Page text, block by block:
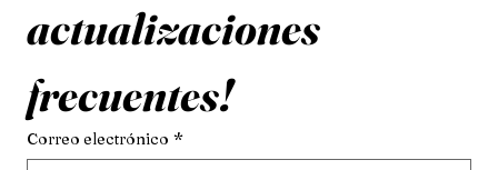
actualizaciones
frecuentes!
Correo electrónico *